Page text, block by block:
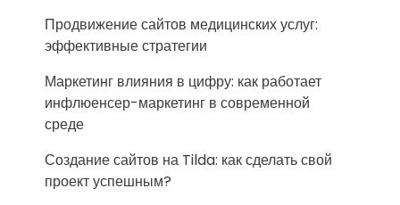
Продвижение сайтов медицинских услуг:
эффективные стратегии
Маркетинг влияния в цифру: как работает
инфлюенсер-маркетинг в современной
среде
Создание сайтов на Tilda: как сделать свой
проект успешным?